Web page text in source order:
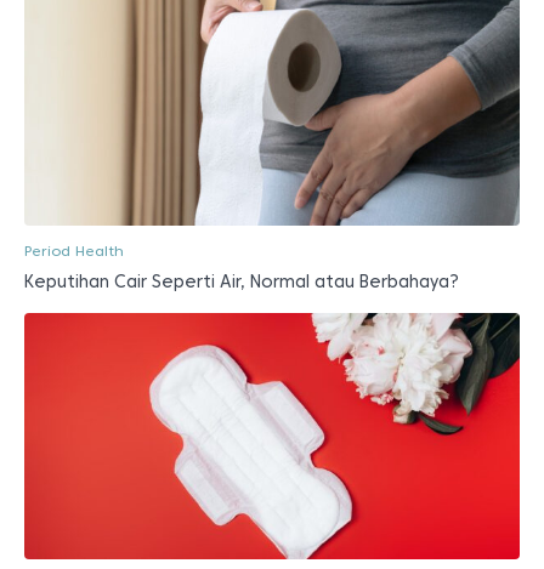
Period Health
Keputihan Cair Seperti Air, Normal atau Berbahaya?